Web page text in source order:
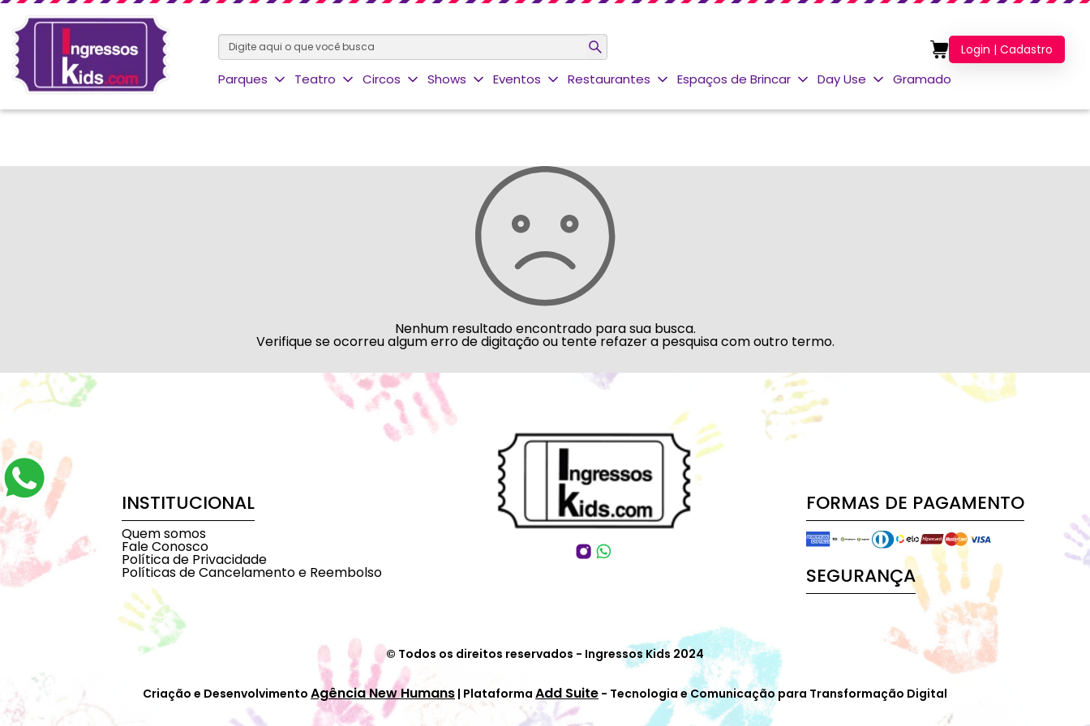
Parques Teatro Circos Shows Eventos Restaurantes Espaços de Brincar Day Use Gramado
Login | Cadastro
Nenhum resultado encontrado para sua busca.
Verifique se ocorreu algum erro de digitação ou tente refazer a pesquisa com outro termo.
INSTITUCIONAL
Quem somos
Fale Conosco
Política de Privacidade
Políticas de Cancelamento e Reembolso
FORMAS DE PAGAMENTO
SEGURANÇA
© Todos os direitos reservados - Ingressos Kids 2024
Criação e Desenvolvimento Agência New Humans | Plataforma Add Suite - Tecnologia e Comunicação para Transformação Digital